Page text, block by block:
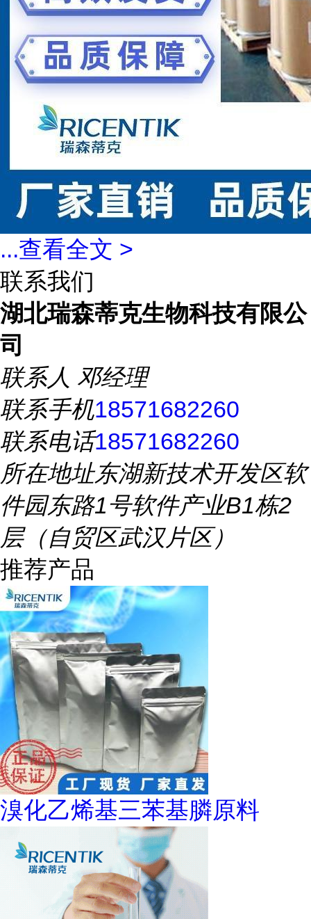
...查看全文 >
联系我们
湖北瑞森蒂克生物科技有限公
司
联系人 邓经理
联系手机18571682260
联系电话18571682260
所在地址东湖新技术开发区软
件园东路1号软件产业B1栋2
层（自贸区武汉片区）
推荐产品
溴化乙烯基三苯基膦原料